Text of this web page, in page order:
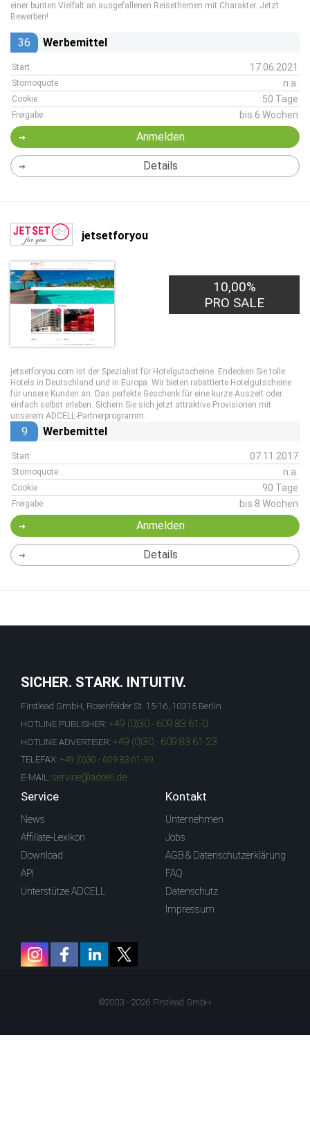
einer bunten Vielfalt an ausgefallenen Reisethemen mit Charakter. Jetzt
Bewerben!
36 Werbemittel
Start 17.06.2021
Stornoquote n.a.
Cookie 50 Tage
Freigabe bis 6 Wochen
Anmelden
Details
jetsetforyou
10,00%
PRO SALE
jetsetforyou.com ist der Spezialist für Hotelgutscheine. Endecken Sie tolle
Hotels in Deutschland und in Europa. Wir bieten rabattierte Hotelgutscheine
für unsere Kunden an. Das perfekte Geschenk für eine kurze Auszeit oder
einfach selbst erleben. Sichern Sie sich jetzt attraktive Provisionen mit
unserem ADCELL-Partnerprogramm.
9 Werbemittel
Start 07.11.2017
Stornoquote n.a.
Cookie 90 Tage
Freigabe bis 8 Wochen
Anmelden
Details
SICHER. STARK. INTUITIV.
Firstlead GmbH, Rosenfelder St. 15-16, 10315 Berlin
HOTLINE PUBLISHER: +49 (0)30 - 609 83 61-0
HOTLINE ADVERTISER: +49 (0)30 - 609 83 61-23
TELEFAX: +49 (0)30 - 609 83 61-99
E-MAIL: service@adcell.de
Service
News
Affiliate-Lexikon
Download
API
Unterstütze ADCELL
Kontakt
Unternehmen
Jobs
AGB & Datenschutzerklärung
FAQ
Datenschutz
Impressum
©2003 - 2026 Firstlead GmbH